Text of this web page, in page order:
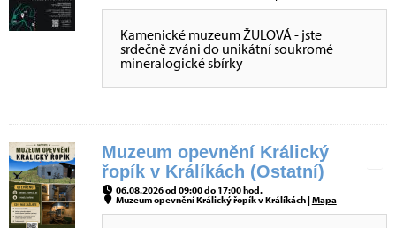
Kamenické muzeum ŽULOVÁ - jste
srdečně zváni do unikátní soukromé
mineralogické sbírky
Muzeum opevnění Králický
řopík v Králíkách (Ostatní)
06.08.2026 od 09:00 do 17:00 hod.
Muzeum opevnění Králický řopík v Králíkách |Mapa